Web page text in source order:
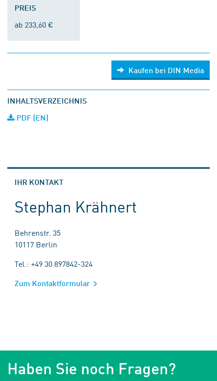
PREIS
ab 233,60 €
Kaufen bei DIN Media
INHALTSVERZEICHNIS
PDF (EN)
IHR KONTAKT
Stephan Krähnert
Behrenstr. 35
10117 Berlin
Tel.: +49 30 897842-324
Zum Kontaktformular
Haben Sie noch Fragen?